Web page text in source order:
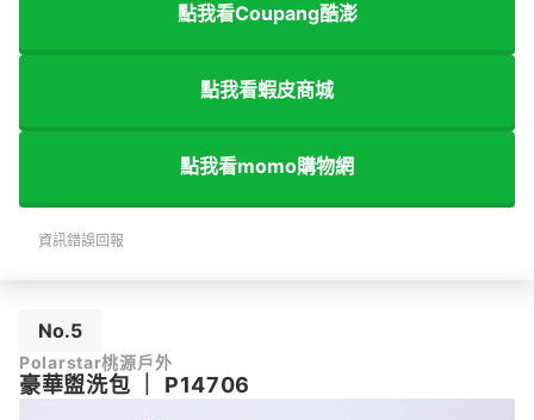
點我看Coupang酷澎
點我看蝦皮商城
點我看momo購物網
資訊錯誤回報
No.5
Polarstar桃源戶外
豪華盥洗包 P14706